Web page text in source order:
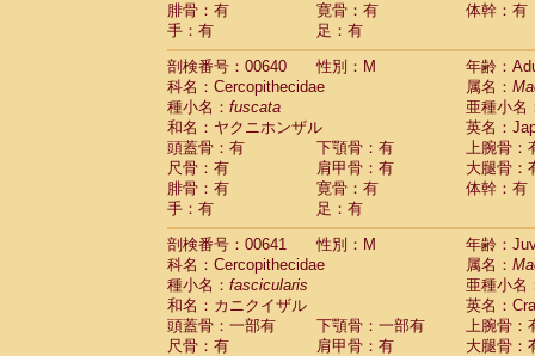
腓骨：有
寛骨：有
体幹：有
手：有
足：有
剖検番号：00640
性別：M
年齢：
科名：Cercopithecidae
属名：
種小名： fuscata
亜種小名
和名：ヤクニホンザル
英名：
頭蓋骨：有
下顎骨：有
上腕骨：
尺骨：有
肩甲骨：有
大腿骨：
腓骨：有
寛骨：有
体幹：有
手：有
足：有
剖検番号：00641
性別：M
年齢：
科名：Cercopithecidae
属名：
種小名： fascicularis
亜種小名
和名：カニクイザル
英名：
頭蓋骨：一部有
下顎骨：一部有
上腕骨：
尺骨：有
肩甲骨：有
大腿骨：